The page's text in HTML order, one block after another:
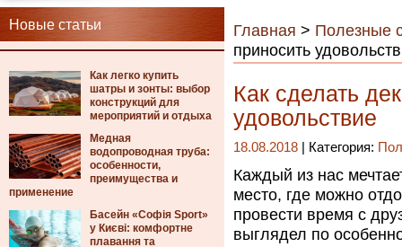
Новые статьи
Как легко купить
шатры и зонты: выбор
конструкций для
мероприятий и отдыха
Медная
водопроводная труба:
особенности,
преимущества и
применение
Басейн «Софія Sport»
у Києві: комфортне
плавання та
Главная > Полезные
приносить
Как сделать
удовольствие
18.08.2018 | Категория:
Каждый из нас
место, где можно
провести время с
выглядел по